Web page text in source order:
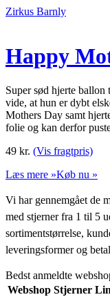
Zirkus Barnly
Happy
Super sød hjerte
vide, at hun er dybt
Mothers Day samt
folie og kan derfor
49 kr. (Vis fragtpris)
Læs mere »Køb nu »
Vi har gennemgået de
med stjerner fra 1 til 5
sortimentstørrelse,
leveringsformer og
Bedst anmeldte
Webshop Stjerner